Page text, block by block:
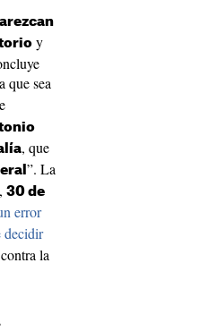
y
que sea
, que
”. La
30 de
error
decidir
la